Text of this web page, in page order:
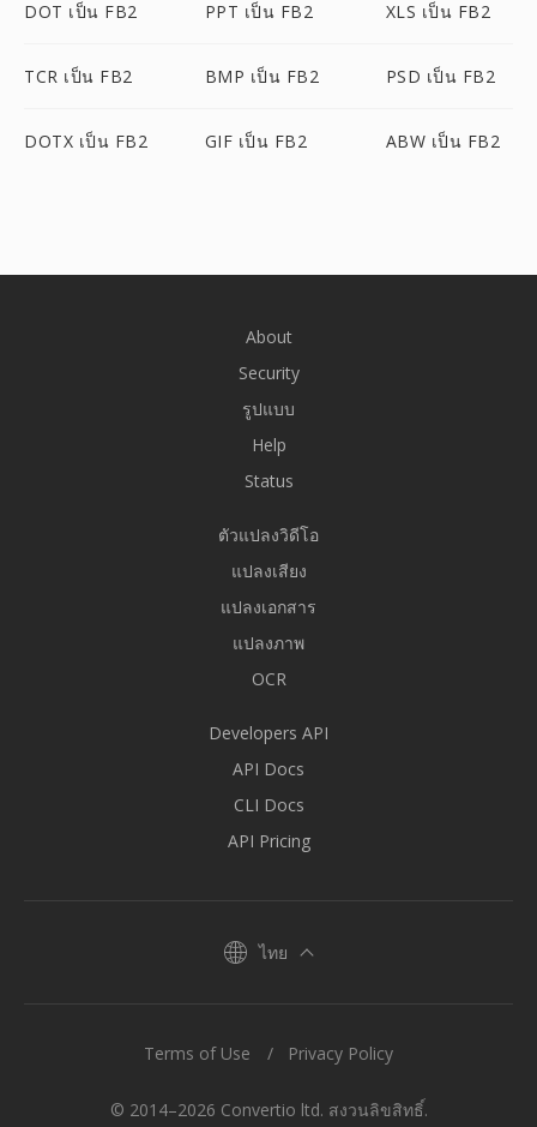
DOT เป็น FB2 PPT เป็น FB2 XLS เป็น FB2
TCR เป็น FB2 BMP เป็น FB2 PSD เป็น FB2
DOTX เป็น FB2 GIF เป็น FB2 ABW เป็น FB2
About
Security
รูปแบบ
Help
Status
ตัวแปลงวิดีโอ
แปลงเสียง
แปลงเอกสาร
แปลงภาพ
OCR
Developers API
API Docs
CLI Docs
API Pricing
ไทย
© 2014–2026 Convertio ltd. สงวนลิขสิทธิ์.
Terms of Use Privacy Policy